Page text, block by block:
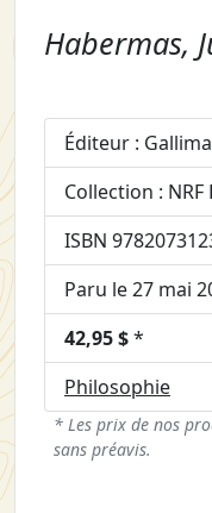
Habermas,
Éditeur :
Collection : NRF
ISBN
Paru le 27 mai
42,95 $*
Philosophie
* Les prix de nos
sans préavis.